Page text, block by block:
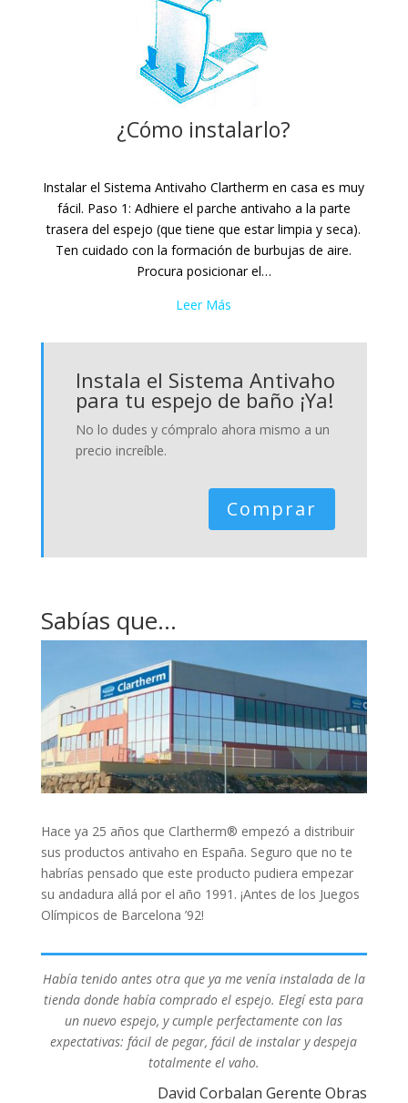
¿Cómo instalarlo?
Instalar el Sistema Antivaho Clartherm en casa es muy
fácil. Paso 1: Adhiere el parche antivaho a la parte
trasera del espejo (que tiene que estar limpia y seca).
Ten cuidado con la formación de burbujas de aire.
Procura posicionar el…
Leer Más
Instala el Sistema Antivaho
para tu espejo de baño ¡Ya!
No lo dudes y cómpralo ahora mismo a un
precio increíble.
Comprar
Sabías que…
Hace ya 25 años que Clartherm® empezó a distribuir
sus productos antivaho en España. Seguro que no te
habrías pensado que este producto pudiera empezar
su andadura allá por el año 1991. ¡Antes de los Juegos
Olímpicos de Barcelona ’92!
Había tenido antes otra que ya me venía instalada de la
tienda donde había comprado el espejo. Elegí esta para
un nuevo espejo, y cumple perfectamente con las
expectativas: fácil de pegar, fácil de instalar y despeja
totalmente el vaho.
David Corbalan Gerente Obras